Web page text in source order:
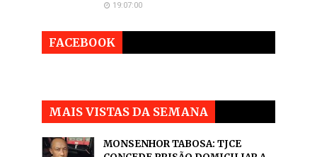
19:07:00
FACEBOOK
MAIS VISTAS DA SEMANA
MONSENHOR TABOSA: TJCE